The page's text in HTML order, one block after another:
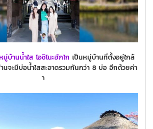
มู่บ้านน้ำใส โอชิโนะฮักไก เป็นหมู่บ้านที่ตั้งอยู่ใกล้
นจะมีบ่อน้ำใสสะอาดรวมกันกว่า 8 บ่อ อีกด้วยค่า
า